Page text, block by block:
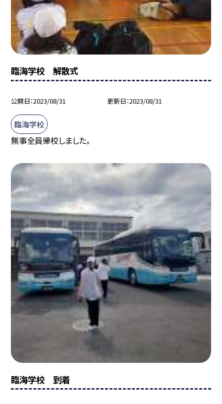
臨海学校 解散式
公開日 2023/08/31 更新日 2023/08/31
臨海学校
無事全員帰校しました。
臨海学校 到着